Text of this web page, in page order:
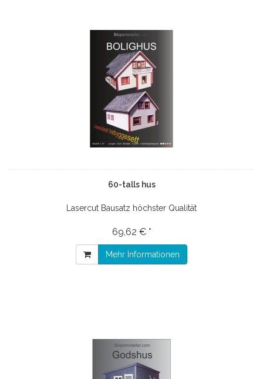
60-talls hus
Lasercut Bausatz höchster Qualität
69,62 € *
Mehr Informationen